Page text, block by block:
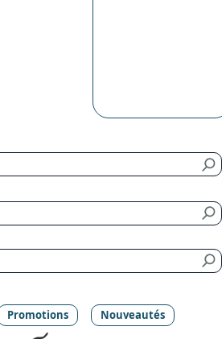
Promotions Nouveautés